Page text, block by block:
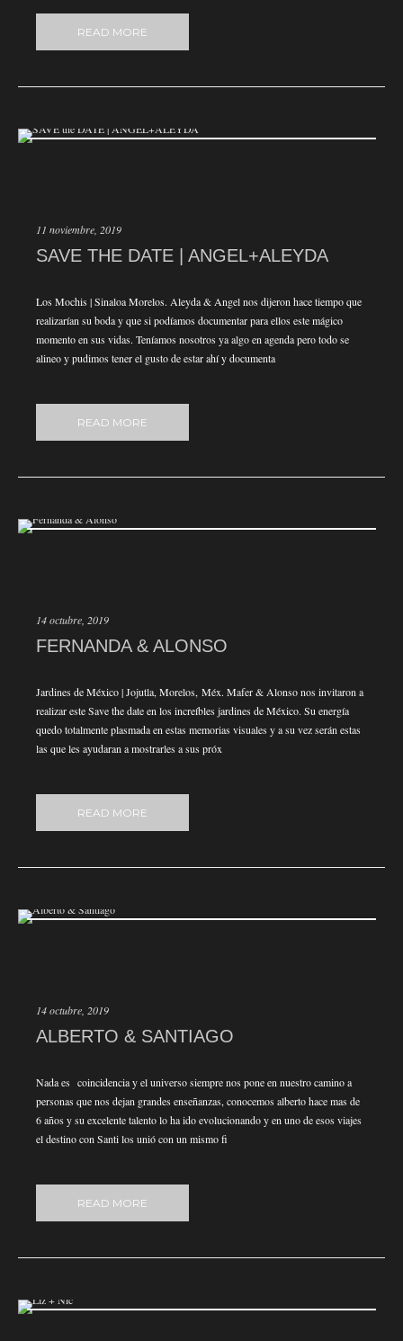
READ MORE
11 noviembre, 2019
SAVE THE DATE | ANGEL+ALEYDA
Los Mochis | Sinaloa Morelos. Aleyda & Angel nos dijeron hace tiempo que
realizarían su boda y que si podíamos documentar para ellos este mágico
momento en sus vidas. Teníamos nosotros ya algo en agenda pero todo se
alineo y pudimos tener el gusto de estar ahí y documenta
READ MORE
14 octubre, 2019
FERNANDA & ALONSO
Jardines de México | Jojutla, Morelos, Méx. Mafer & Alonso nos invitaron a
realizar este Save the date en los increíbles jardines de México. Su energía
quedo totalmente plasmada en estas memorias visuales y a su vez serán estas
las que les ayudaran a mostrarles a sus próx
READ MORE
14 octubre, 2019
ALBERTO & SANTIAGO
Nada es coincidencia y el universo siempre nos pone en nuestro camino a
personas que nos dejan grandes enseñanzas, conocemos alberto hace mas de
6 años y su excelente talento lo ha ido evolucionando y en uno de esos viajes
el destino con Santi los unió con un mismo fi
READ MORE